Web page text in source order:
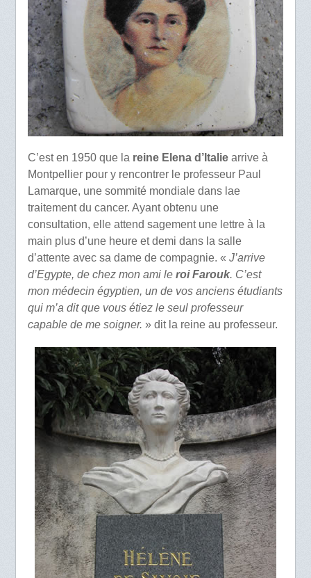
C’est en 1950 que la reine Elena d’Italiearrive à
Montpellier pour y rencontrer le professeur Paul
Lamarque, une sommité mondiale dans lae
traitement du cancer. Ayant obtenu une
consultation, elle attend sagement une lettre à la
main plus d’une heure et demi dans la salle
d’attente avec sa dame de compagnie. « J’arrive
d’Egypte, de chez mon ami le roi Farouk. C’est
mon médecin égyptien, un de vos anciens étudiants
qui m’a dit que vous étiez le seul professeur
capable de me soigner. » dit la reine au professeur.